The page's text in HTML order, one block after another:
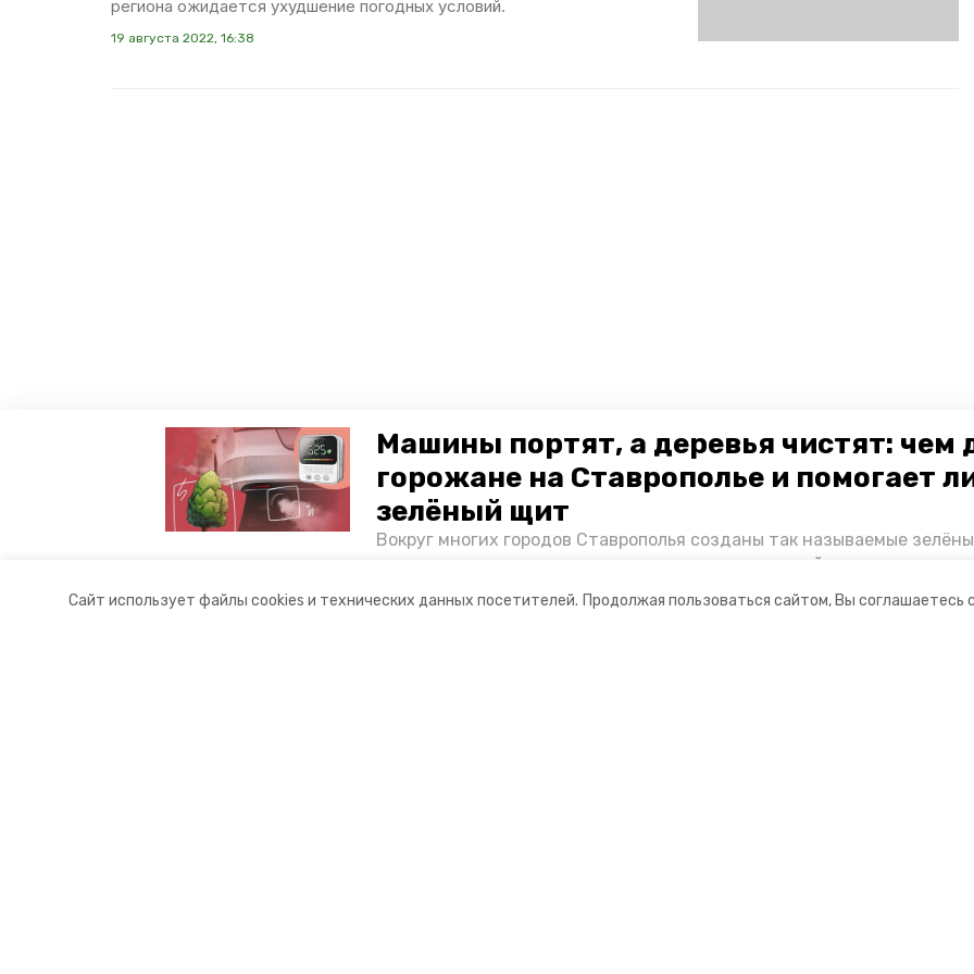
Сайт использует файлы cookies и технических данных посетителей. Продолжая пользоваться сайтом, Вы соглашаетесь с
Машины портят, а деревья чистят: чем
горожане на Ставрополье и помогает
зелёный щит
Вокруг многих городов Ставрополья созданы так называемые
лесопарковые зоны, снижающие негативное воздействие выхлопных
и каким воздухом дышат жители края, узнала корреспондент
региона ожидается ухудшение погодных условий.
19 августа 2022, 16:38